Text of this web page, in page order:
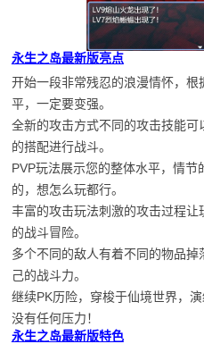
永生之岛最新版亮点
开始一段非常残忍的浪漫情怀，
平，一定要变强。
全新的攻击方式不同的攻击技能
的搭配进行战斗。
PVP玩法展示您的整体水平，情
的，想怎么玩都行。
丰富的攻击玩法刺激的攻击过程
的战斗冒险。
多个不同的敌人有着不同的物品
己的战斗力。
继续PK历险，穿梭于仙境世界，
没有任何压力！
永生之岛最新版特色